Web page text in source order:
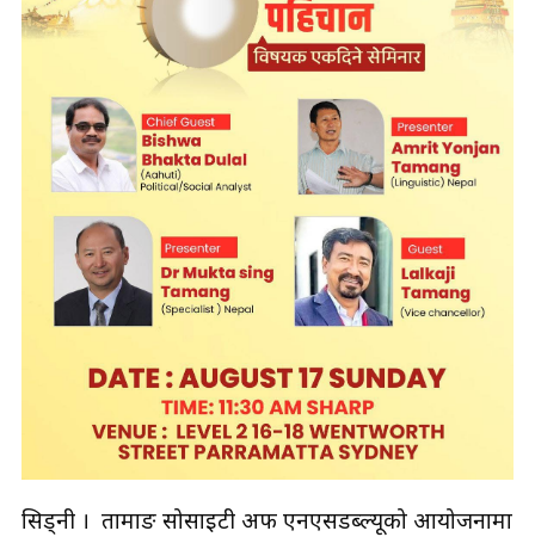
सिड्नी । तामाङ सोसाइटी अफ एनएसडब्ल्यूको आयोजनामा